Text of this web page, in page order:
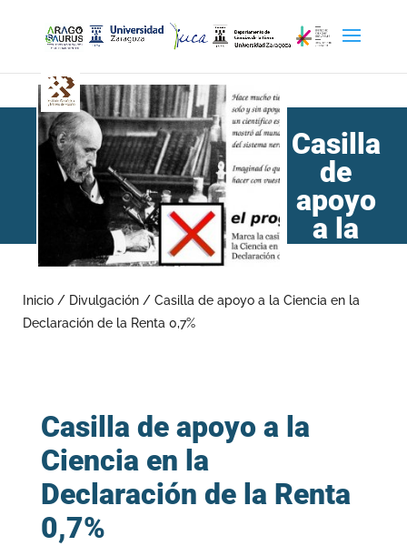
Casilla
de
apoyo
a la
de la Renta 0,7%
Inicio / Divulgación / Casilla de apoyo a la Ciencia en la
Declaración de la Renta 0,7%
Casilla de apoyo a la
Ciencia en la
Declaración de la Renta
0,7%